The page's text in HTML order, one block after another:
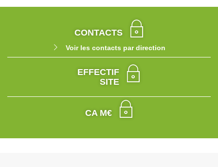
CONTACTS
Voir les contacts par direction
EFFECTIF
SITE
CA M€